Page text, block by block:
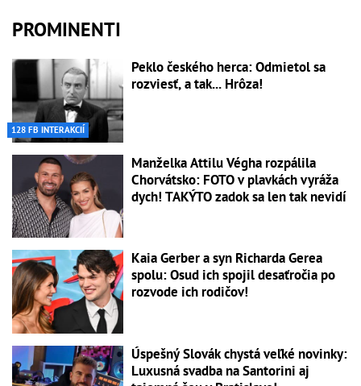
PROMINENTI
128 FB INTERAKCIÍ
Peklo českého herca: Odmietol sa
rozviesť, a tak... Hrôza!
Manželka Attilu Végha rozpálila
Chorvátsko: FOTO v plavkách vyráža
dych! TAKÝTO zadok sa len tak nevidí
Kaia Gerber a syn Richarda Gerea
spolu: Osud ich spojil desaťročia po
rozvode ich rodičov!
Úspešný Slovák chystá veľké novinky:
Luxusná svadba na Santorini aj